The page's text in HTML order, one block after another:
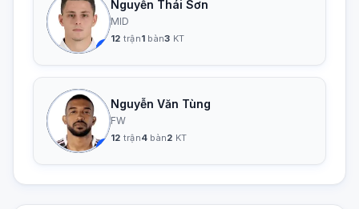
23
Nguyễn Thái Sơn
MID
12 trận1bàn3 KT
11
Nguyễn Văn Tùng
FW
12 trận4bàn2 KT